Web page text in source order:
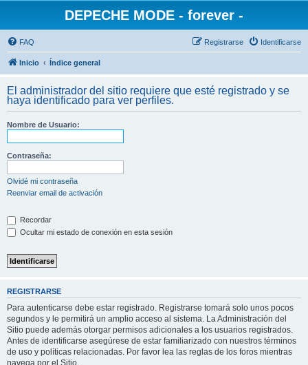
DEPECHE MODE - forever -
FAQ Identificarse
Registrarse
Inicio Índice general
El administrador del sitio requiere que esté registrado y se
haya identificado para ver perfiles.
Nombre de Usuario:
Contraseña:
Olvidé mi contraseña
Reenviar email de activación
Recordar
Ocultar mi estado de conexión en esta sesión
REGISTRARSE
Para autenticarse debe estar registrado. Registrarse tomará solo unos pocos
segundos y le permitirá un amplio acceso al sistema. La Administración del
Sitio puede además otorgar permisos adicionales a los usuarios registrados.
Antes de identificarse asegúrese de estar familiarizado con nuestros términos
de uso y políticas relacionadas. Por favor lea las reglas de los foros mientras
navega por el Sitio.